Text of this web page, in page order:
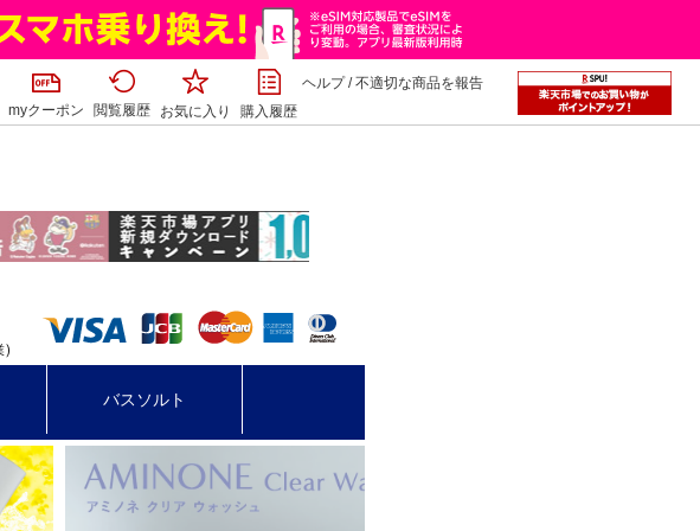
myクーポン 閲覧履歴 お気に入り 購入履歴
ヘルプ/不適切な商品を報告